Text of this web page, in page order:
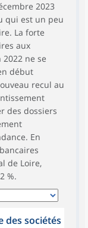
2023
qui est un peu
La forte
aux
ne se
début
recul au
des dossiers
En
de Loire,
%.
des sociétés